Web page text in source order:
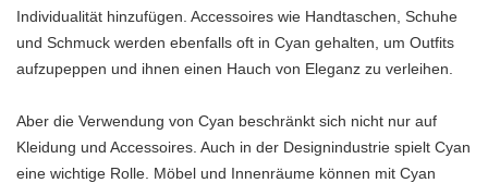
Individualität hinzufügen. Accessoires wie Handtaschen, Schuhe
und Schmuck werden ebenfalls oft in Cyan gehalten, um Outfits
aufzupeppen und ihnen einen Hauch von Eleganz zu verleihen.
Aber die Verwendung von Cyan beschränkt sich nicht nur auf
Kleidung und Accessoires. Auch in der Designindustrie spielt Cyan
eine wichtige Rolle. Möbel und Innenräume können mit Cyan